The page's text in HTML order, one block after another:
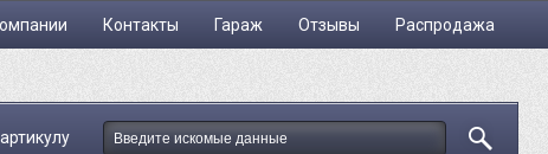
Контакты Гараж Отзывы Распродажа